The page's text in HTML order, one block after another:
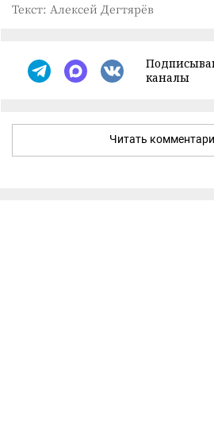
Текст: Алексей Дегтярёв
каналы
Читать